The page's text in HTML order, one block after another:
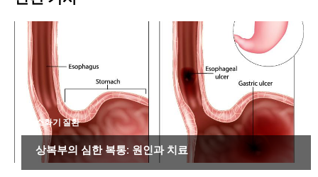
소화기 질환
상복부의 심한 복통: 원인과 치료